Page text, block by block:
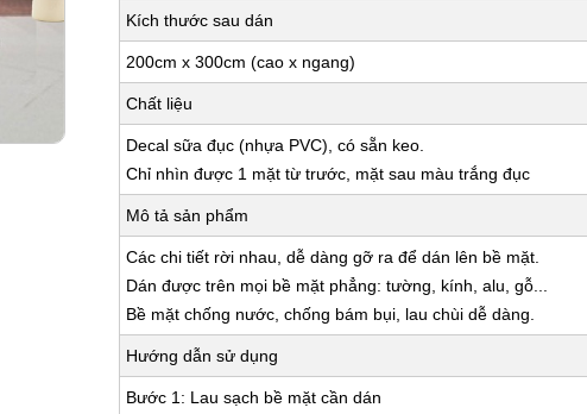
Kích thước sau dán
200cm x 300cm (cao x ngang)
Chất liệu
Decal sữa đục (nhựa PVC), có sẵn keo.
Chỉ nhìn được 1 mặt từ trước, mặt sau màu trắng đục
Mô tả sản phẩm
Các chi tiết rời nhau, dễ dàng gỡ ra để dán lên bề mặt.
Dán được trên mọi bề mặt phẳng: tường, kính, alu, gỗ...
Bề mặt chống nước, chống bám bụi, lau chùi dễ dàng.
Hướng dẫn sử dụng
Bước 1: Lau sạch bề mặt cần dán